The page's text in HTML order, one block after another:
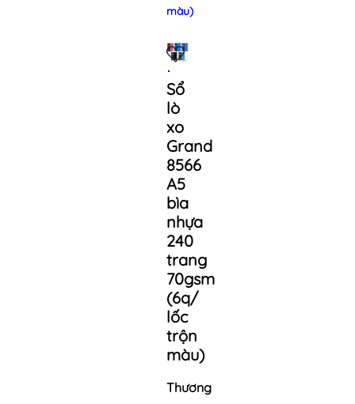
màu)
Sổ
lò
xo
Grand
8566
A5
bìa
nhựa
240
trang
70gsm
(6q/
lốc
trộn
màu)
Thương